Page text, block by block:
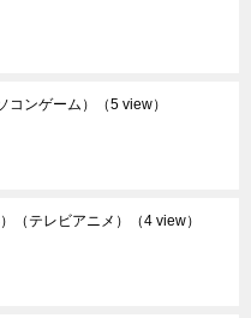
コンゲーム） （5 view）
（テレビアニメ） （4 view）